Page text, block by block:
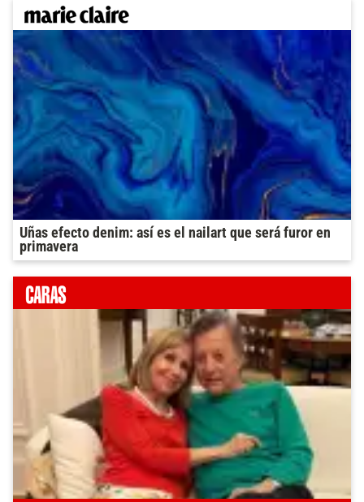
Uñas efecto denim: así es el nailart que será furor en
primavera